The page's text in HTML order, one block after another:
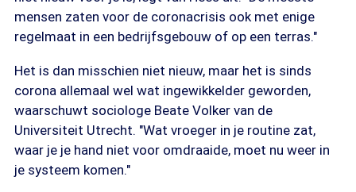
mensen zaten voor de coronacrisis ook met enige
regelmaat in een bedrijfsgebouw of op een terras."
Het is dan misschien niet nieuw, maar het is sinds
corona allemaal wel wat ingewikkelder geworden,
waarschuwt sociologe Beate Volker van de
Universiteit Utrecht. "Wat vroeger in je routine zat,
waar je je hand niet voor omdraaide, moet nu weer in
je systeem komen."